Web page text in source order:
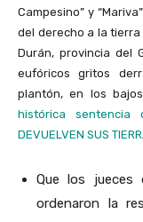
Campesino” y
del derecho a la tierra
Durán, provincia del
eufóricos gritos
plantón, en los
histórica sentencia
DEVUELVEN SUS
Que los jueces
ordenaron la